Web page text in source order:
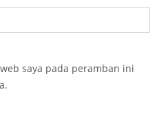
saya pada peramban ini